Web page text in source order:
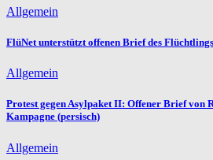
Allgemein
FlüNet unterstützt offenen Brief des
Allgemein
Protest gegen Asylpaket II: Offener Brief von
Kampagne (persisch)
Allgemein